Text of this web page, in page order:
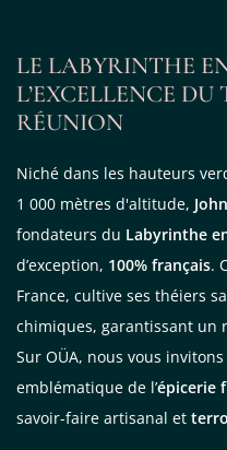
LE LABYRINTHE
L’EXCELLENCE
RÉUNION
Niché dans les hauteurs
1 000 mètres d'altitude,
fondateurs du Labyrinthe
d’exception, 100% français.
France, cultive ses théiers
chimiques, garantissant un
Sur OÜA, nous vous
emblématique de l’épicerie
savoir-faire artisanal et